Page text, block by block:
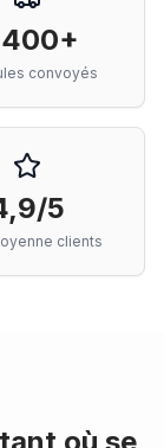
convoyés
5
clients